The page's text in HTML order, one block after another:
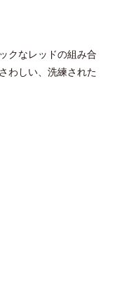
クなレッドの組み合
わしい、洗練された